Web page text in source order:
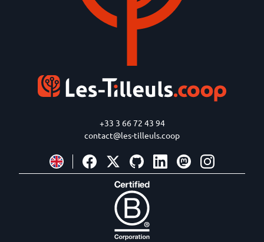
+33 3 66 72 43 94
contact@les-tilleuls.coop